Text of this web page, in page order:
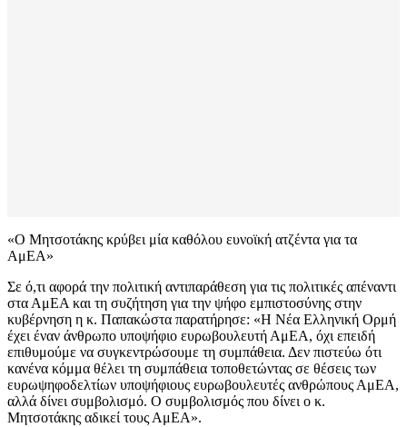
«Ο Μητσοτάκης κρύβει μία καθόλου ευνοϊκή ατζέντα για τα
ΑμΕΑ»
Σε ό,τι αφορά την πολιτική αντιπαράθεση για τις πολιτικές απέναντι
στα ΑμΕΑ και τη συζήτηση για την ψήφο εμπιστοσύνης στην
κυβέρνηση η κ. Παπακώστα παρατήρησε: «Η Νέα Ελληνική Ορμή
έχει έναν άνθρωπο υποψήφιο ευρωβουλευτή ΑμΕΑ, όχι επειδή
επιθυμούμε να συγκεντρώσουμε τη συμπάθεια. Δεν πιστεύω ότι
κανένα κόμμα θέλει τη συμπάθεια τοποθετώντας σε θέσεις των
ευρωψηφοδελτίων υποψήφιους ευρωβουλευτές ανθρώπους ΑμΕΑ,
αλλά δίνει συμβολισμό. Ο συμβολισμός που δίνει ο κ.
Μητσοτάκης αδικεί τους ΑμΕΑ».